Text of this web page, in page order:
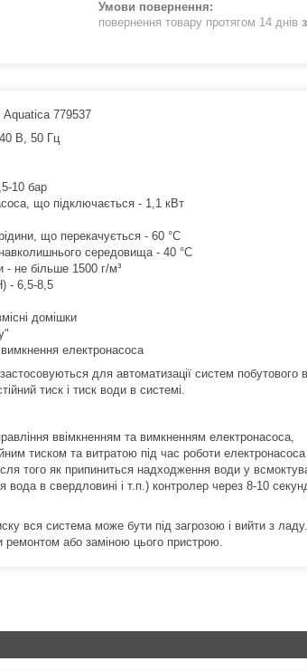
повернення товару протягом 14 днів
Aquatica 779537
В, 50 Гц
10 бар
що підключається - 1,1 кВт
що перекачується - 60 °С
середовища - 40 °С
- не більше 1500 г/м³
- 6,5-8,5
домішки
електронасоса
для автоматизації систем побутового
тиск і тиск води в системі.
ввімкненням та вимкненням електронасоса,
тиском та витратою під час роботи електронасоса
того як припиниться надходження води у
вода в свердловині і т.п.) контролер через 8-10
вся система може бути під загрозою і вийти з ладу.
ремонтом або заміною цього пристрою.